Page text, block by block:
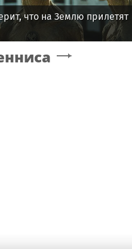
что на Землю прилетят